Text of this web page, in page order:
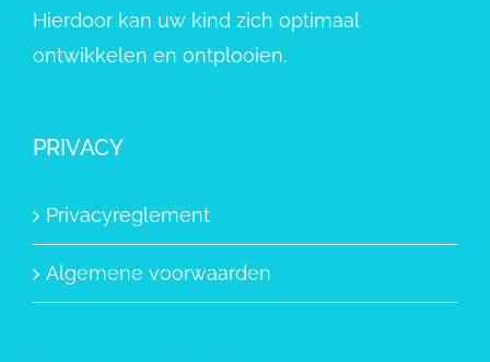
Hierdoor kan uw kind zich optimaal
ontwikkelen en ontplooien.
PRIVACY
Privacyreglement
Algemene voorwaarden